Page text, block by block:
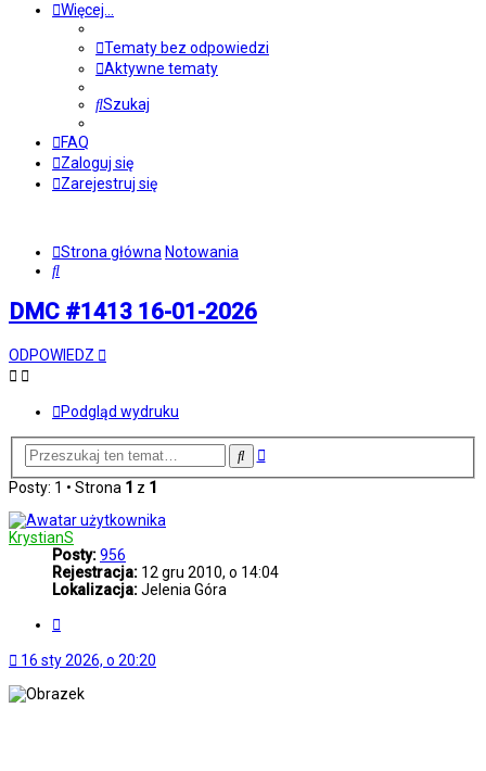
Więcej…
Tematy bez odpowiedzi
Aktywne tematy
Szukaj
FAQ
Zaloguj się
Zarejestruj się
Strona główna Notowania
Szukaj
DMC #1413 16-01-2026
ODPOWIEDZ
Podgląd wydruku
SzukajWyszukiwanie
Posty: 1 • Strona 1 z 1
KrystianS
Posty:956
Rejestracja: 12 gru 2010, o 14:04
Lokalizacja:Jelenia Góra
16 sty 2026, o 20:20